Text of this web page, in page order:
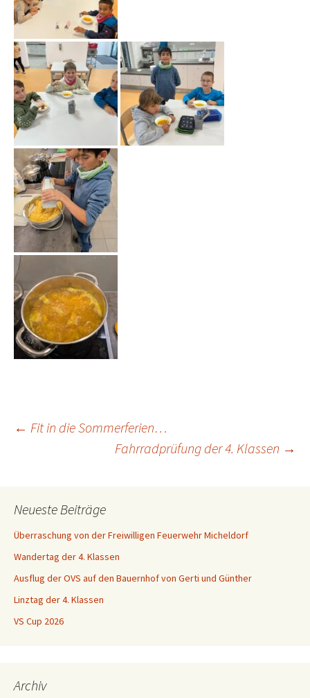
Beitragsnavigation
← Fit in die Sommerferien…
Fahrradprüfung der 4. Klassen →
Neueste Beiträge
Überraschung von der Freiwilligen Feuerwehr Micheldorf
Wandertag der 4. Klassen
Ausflug der OVS auf den Bauernhof von Gerti und Günther
Linztag der 4. Klassen
VS Cup 2026
Archiv